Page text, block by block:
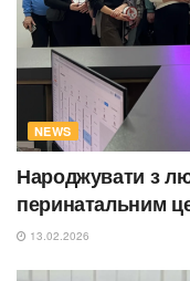
NEWS
Народжувати з
перинатальним
13.02.2026